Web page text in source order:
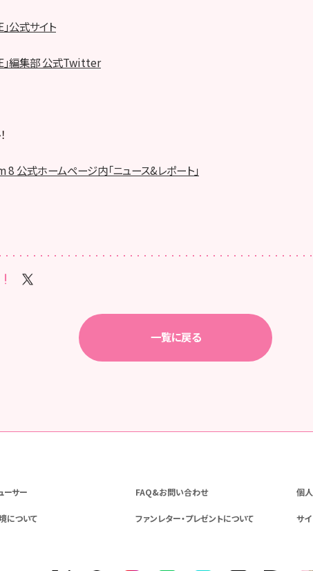
公式サイト
」編集部 公式Twitter
公式ホームページ内「ニュース&レポート」
一覧に戻る
ーサー FAQ&お問い合わせ 個
について ファンレター・プレゼントについて サ